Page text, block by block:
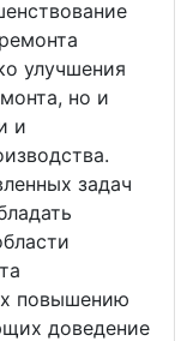
улучшения
но и
и
задач
повышению
доведение